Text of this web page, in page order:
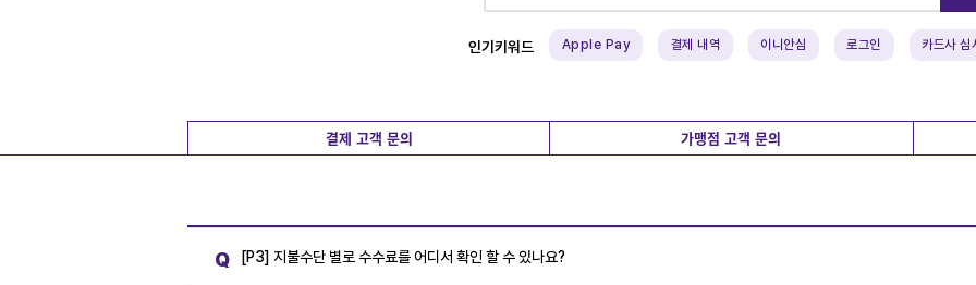
인기키워드 Apple Pay 결제 내역 이니안심 로그인 카드사 심
결제 고객 문의 가맹점 고객 문의
Q [P3] 지불수단 별로 수수료를 어디서 확인 할 수 있나요?